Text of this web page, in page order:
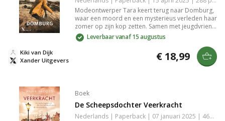
Modeontwerper Tara keert terug naar Domburg,
waar een moord en een mysterieus verleden haar
zomer op zijn kop zetten. Samen met jeugdvriend
Olivier ontrafelt ze geheimen die hun oorsprong
vinden in de Watersnoodramp van 1953.
Leverbaar vanaf 15 augustus
Xander Uitgevers
Kiki van Dijk € 18,99
Boek
De Scheepsdochter Veerkracht
Nederlands | Paperback | 07 januari 2025 | 464 pagina's | 9789401623698